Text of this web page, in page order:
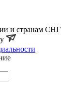
и странам СНГ